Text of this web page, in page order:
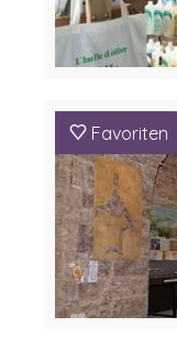
Favoriten